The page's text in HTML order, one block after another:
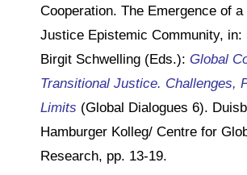
Cooperation. The Emergence of a
Justice Epistemic Community, in:
Birgit Schwelling (Eds.): Global
Transitional Justice. Challenges,
Limits (Global Dialogues 6).
Hamburger Kolleg/ Centre for
Research, pp. 13-19.